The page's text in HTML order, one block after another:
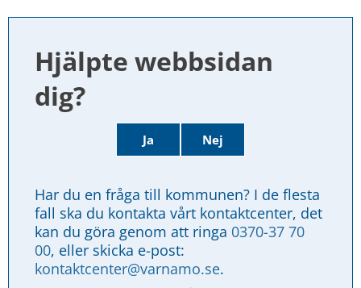
Hjälpte webbsidan
dig?
Ja Nej
Har du en fråga till kommunen? I de flesta
fall ska du kontakta vårt kontaktcenter, det
kan du göra genom att ringa 0370-37 70
00
kontaktcenter@varnamo.se.